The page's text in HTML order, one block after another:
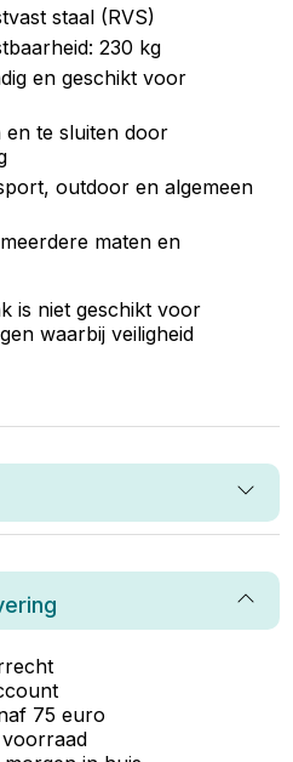
staal (RVS)
230 kg
en geschikt voor
en te sluiten door
outdoor en algemeen
maten en
is niet geschikt voor
waarbij veiligheid
75 euro